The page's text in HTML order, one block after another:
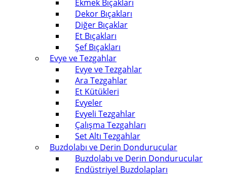
Ekmek Bıçakları
Dekor Bıçakları
Diğer Bıçaklar
Et Bıçakları
Şef Bıçakları
Evye ve Tezgahlar
Evye ve Tezgahlar
Ara Tezgahlar
Et Kütükleri
Evyeler
Evyeli Tezgahlar
Çalışma Tezgahları
Set Altı Tezgahlar
Buzdolabı ve Derin Dondurucular
Buzdolabı ve Derin Dondurucular
Endüstriyel Buzdolapları